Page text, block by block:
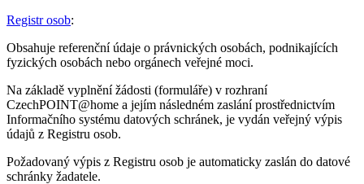
Registr osob:
Obsahuje referenční údaje o právnických osobách, podnikajících
fyzických osobách nebo orgánech veřejné moci.
Na základě vyplnění žádosti (formuláře) v rozhraní
CzechPOINT@home a jejím následném zaslání prostřednictvím
Informačního systému datových schránek, je vydán veřejný výpis
údajů z Registru osob.
Požadovaný výpis z Registru osob je automaticky zaslán do datové
schránky žadatele.